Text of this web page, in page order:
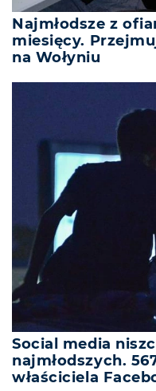
Najmłodsze z
miesięcy.
na Wołyniu
Social media
najmłodszych.
właściciela